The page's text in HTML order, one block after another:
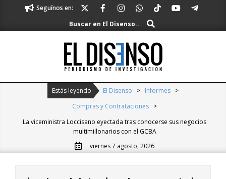
content
Seguínos en:
Buscar en El Disenso..
Buscar
El
Disenso
Estás leyendo El Disenso > Informes >
Compras y Contrataciones >
La viceministra Loccisano eyectada tras conocerse sus negocios
multimillonarios con el GCBA
viernes 7 agosto, 2026